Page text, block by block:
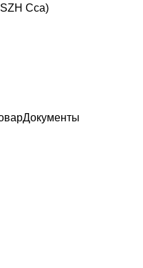
Cca)
Документы